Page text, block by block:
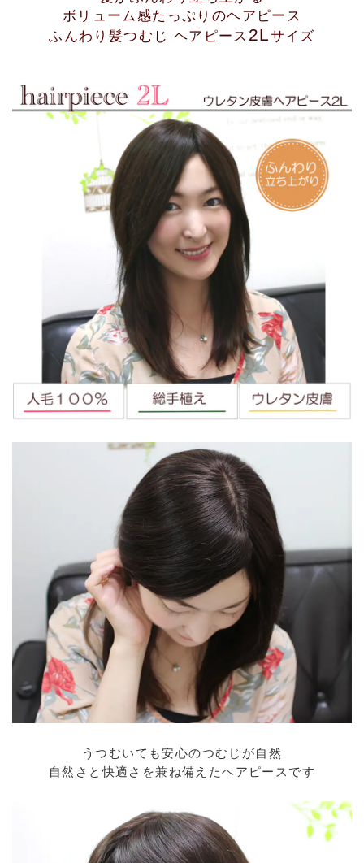
ボリューム感たっぷりのヘアピース
ふんわり髪つむじ ヘアピース 2Lサイズ
うつむいても安心のつむじが自然
自然さと快適さを兼ね備えたヘアピースです